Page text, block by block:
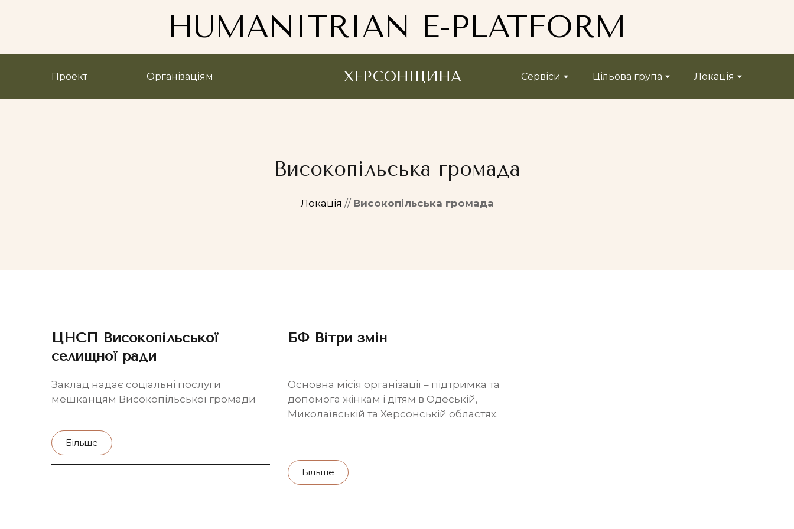
HUMANITRIAN E-PLATFORM
Проект Організаціям ХЕРСОНЩИНА Сервіси Цільова група Локація
Високопільська громада
Локація // Високопільська громада
ЦНСП Високопільської
селищної ради
Заклад надає соціальні послуги
мешканцям Високопільської громади
Більше
БФ Вітри змін
Основна місія організації – підтримка та
допомога жінкам і дітям в Одеській,
Миколаївській та Херсонській областях.
Більше